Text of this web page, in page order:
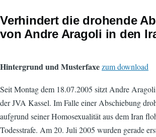
Verhindert die drohende
von Andre Aragoli in den
Hintergrund und Musterfaxezum download
Seit Montag dem 18.07.2005 sitzt Andre
der JVA Kassel. Im Falle einer Abschiebung
aufgrund seiner Homosexualität aus dem Iran
Todesstrafe. Am 20. Juli 2005 wurden gerade